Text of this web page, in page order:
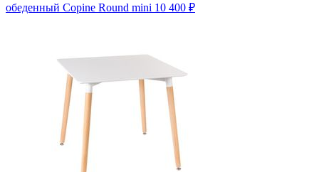
обеденный Copine Round mini 10 400 ₽